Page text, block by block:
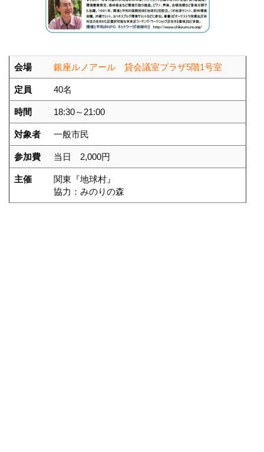
会場 銀座ルノアール 貸会議室プラザ5階1号室
定員 40名
時間 18:30～21:00
対象者 一般市民
参加費 当日 2,000円
主催
関東『地球村』
協力：みのりの森